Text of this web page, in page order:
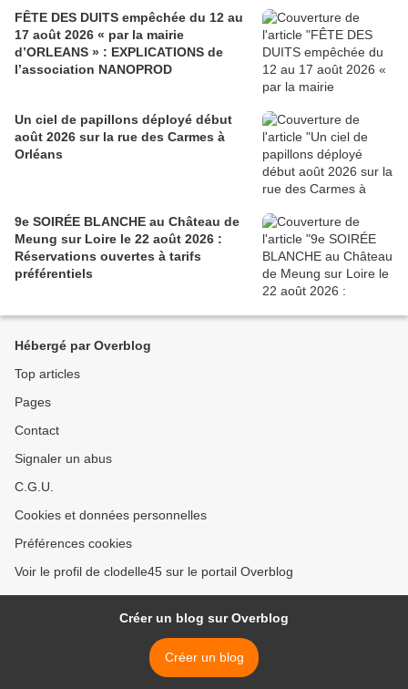
FÊTE DES DUITS empêchée du 12 au
17 août 2026 « par la mairie
d’ORLEANS » : EXPLICATIONS de
l’association NANOPROD
Un ciel de papillons déployé début
août 2026 sur la rue des Carmes à
Orléans
9e SOIRÉE BLANCHE au Château de
Meung sur Loire le 22 août 2026 :
Réservations ouvertes à tarifs
préférentiels
Hébergé par Overblog
Top articles
Pages
Contact
Signaler un abus
C.G.U.
Cookies et données personnelles
Préférences cookies
Voir le profil de clodelle45 sur le portail Overblog
Créer un blog sur Overblog
Créer un blog